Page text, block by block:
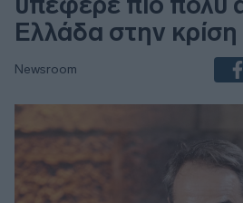
Ελλάδα στην κρίση
Newsroom